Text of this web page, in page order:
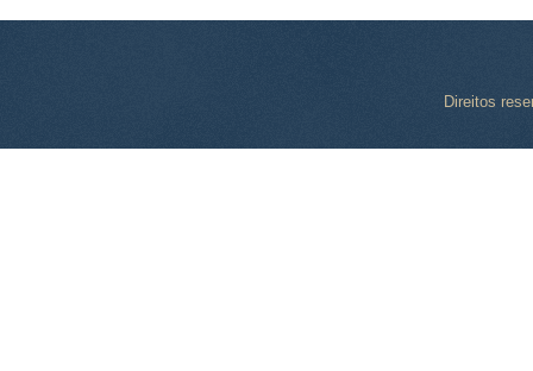
Direitos